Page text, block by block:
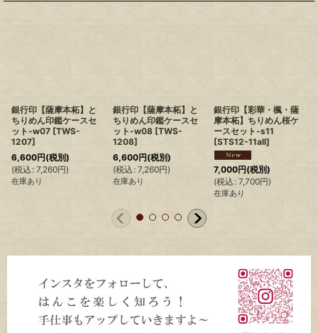
銀行印【薩摩本柘】と
ちりめん印鑑ケースセ
ット-w07 [TWS-
1207]
6,600円(税別)
(税込 : 7,260円)
在庫あり
銀行印【薩摩本柘】と
ちりめん印鑑ケースセ
ット-w08 [TWS-
1208]
6,600円(税別)
(税込 : 7,260円)
在庫あり
銀行印【彩華・楓・薩
摩本柘】ちりめん桜ケ
ースセット-s11
[STS12-11all]
7,000円(税別)
(税込 : 7,700円)
在庫あり